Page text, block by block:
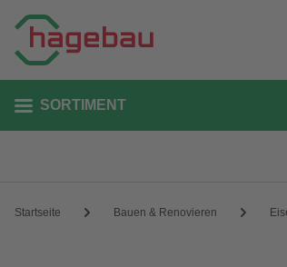
SORTIMENT
Startseite Bauen & Renovieren